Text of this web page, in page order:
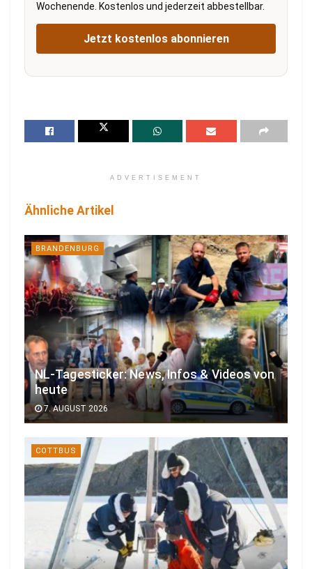
Wochenende. Kostenlos und jederzeit abbestellbar.
Jetzt kostenlos abonnieren
ADVERTISEMENT
Ähnliche Artikel
BRANDENBURG
NL-Tagesticker: News, Infos & Videos von
heute
7. AUGUST 2026
COTTBUS